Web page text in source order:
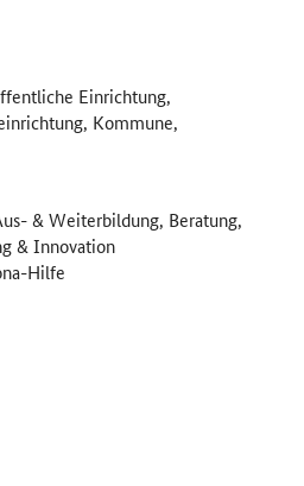
Einrichtung,
Kommune,
& Weiterbildung, Beratung,
& Innovation
Hilfe